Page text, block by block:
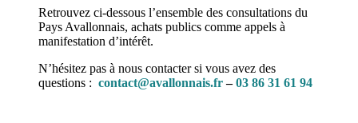
Retrouvez ci-dessous l’ensemble des consultations du
Pays Avallonnais, achats publics comme appels à
manifestation d’intérêt.
N’hésitez pas à nous contacter si vous avez des
questions : contact@avallonnais.fr–03 86 31 61 94